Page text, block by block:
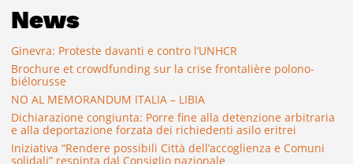
News
Ginevra: Proteste davanti e contro l’UNHCR
Brochure et crowdfunding sur la crise frontalière polono-
biélorusse
NO AL MEMORANDUM ITALIA – LIBIA
Dichiarazione congiunta: Porre fine alla detenzione arbitraria
e alla deportazione forzata dei richiedenti asilo eritrei
Iniziativa “Rendere possibili Città dell’accoglienza e Comuni
solidali” respinta dal Consiglio nazionale